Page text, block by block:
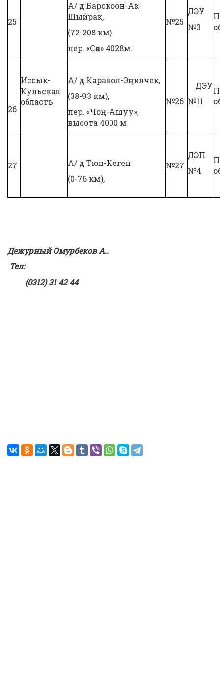
25
Иссык-
Кульская
область
А/ д Барскоон-Ак-
Шыйрак,
(72-208 км)
пер. «Сөөк» 4028м.
№25
ДЭУ
№3
26
А/ д Каракол-Эңилчек,
(38-93 км),
пер. «Чоң-Ашуу»,
высота 4000 м
№26
ДЭУ
№11
27
А/ д Тюп-Кеген
(0-76 км),
№27
ДЭП
№4
Дежурный Омурбеков А..
Тел:
(0312) 31 42 44